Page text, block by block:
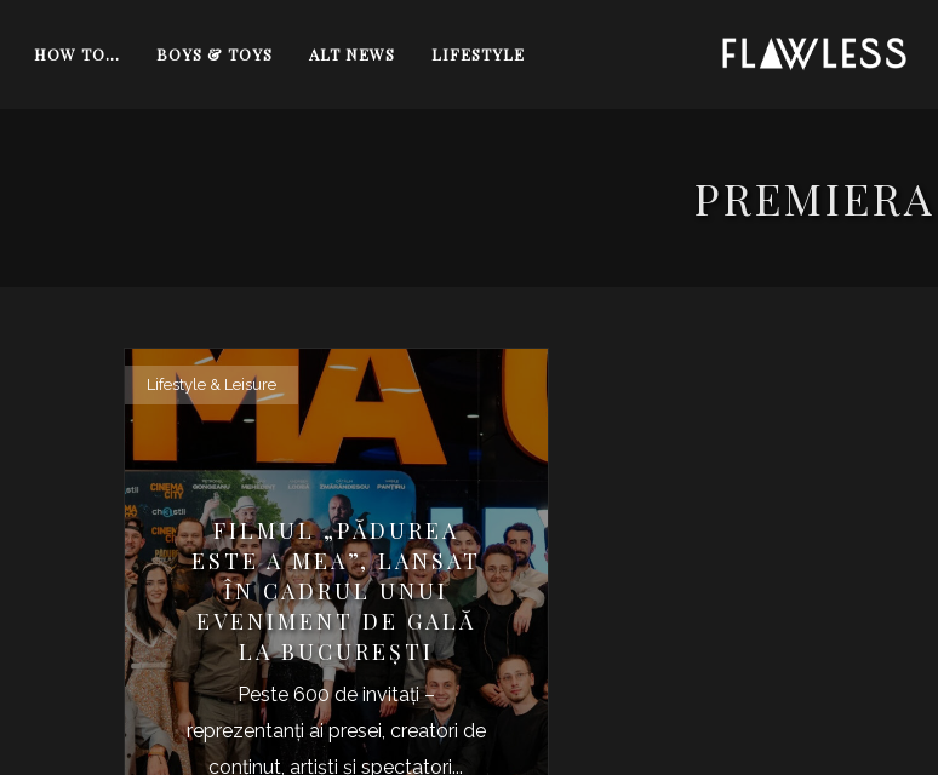
HOW TO… BOYS & TOYS ALT NEWS LIFESTYLE
PREMIERA
Lifestyle & Leisure
FILMUL „PĂDUREA
ESTE A MEA”, LANSAT
ÎN CADRUL UNUI
EVENIMENT DE GALĂ
LA BUCUREȘTI
Peste 600 de invitați –
reprezentanți ai presei, creatori de
conținut, artiști și spectatori...